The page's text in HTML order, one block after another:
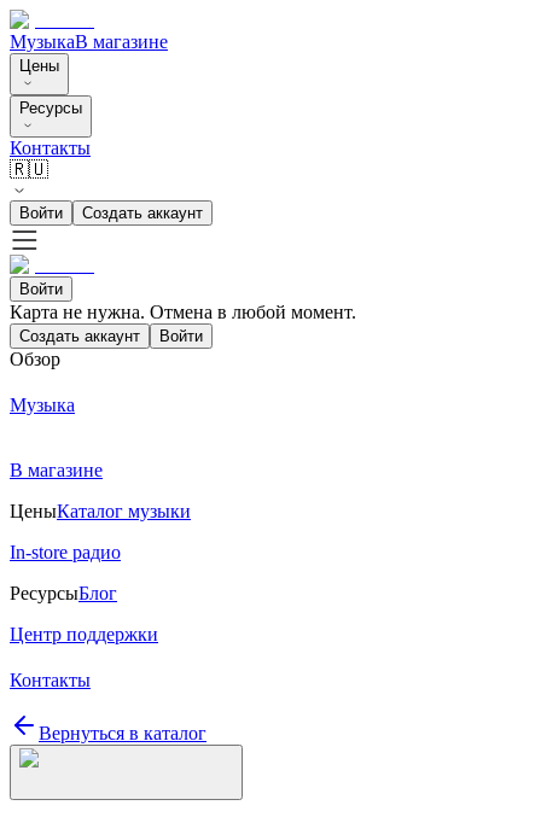
МузыкаВ магазине
Цены
Ресурсы
Контакты
🇷🇺
Войти Создать аккаунт
Войти
Карта не нужна. Отмена в любой момент.
Создать аккаунт Войти
Обзор
Музыка
В магазине
ЦеныКаталог музыки
In-store радио
РесурсыБлог
Центр поддержки
Контакты
Вернуться в каталог